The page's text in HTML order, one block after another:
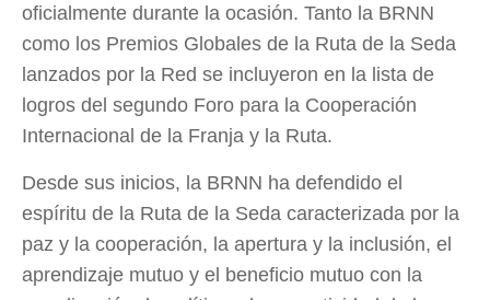
oficialmente durante la ocasión. Tanto la BRNN
como los Premios Globales de la Ruta de la Seda
lanzados por la Red se incluyeron en la lista de
logros del segundo Foro para la Cooperación
Internacional de la Franja y la Ruta.
Desde sus inicios, la BRNN ha defendido el
espíritu de la Ruta de la Seda caracterizada por la
paz y la cooperación, la apertura y la inclusión, el
aprendizaje mutuo y el beneficio mutuo con la